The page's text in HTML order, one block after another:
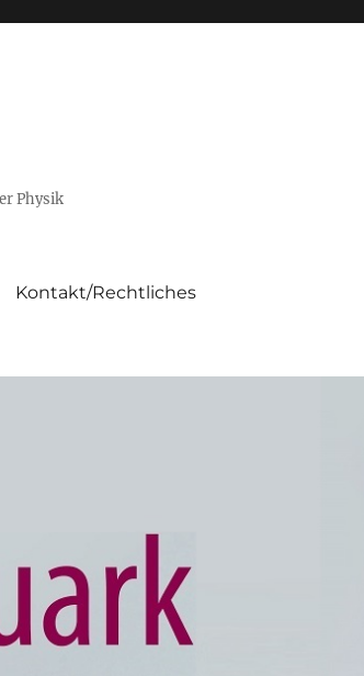
Physik
Kontakt/Rechtliches